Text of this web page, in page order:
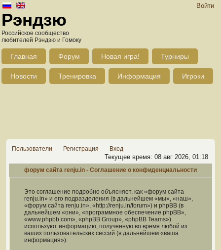
Войти
Рэндзю
Российское сообщество
любителей Рэндзю и Гомоку
Главная Форум Новая игра! Турниры
Новости Тренировка Информация Игроки
Пользователи Регистрация Вход
Текущее время: 08 авг 2026, 01:18
форум сайта renju.in - Соглашение о конфиденциальности
Это соглашение подробно объясняет, как «форум сайта
renju.in» и его подразделения (в дальнейшем «мы», «наш»,
«форум сайта renju.in», «http://renju.in/forum») и phpBB (в
дальнейшем «они», «программное обеспечение phpBB»,
«www.phpbb.com», «phpBB Group», «phpBB Teams»)
используют информацию, полученную во время любой из
ваших пользовательских сессий (в дальнейшем «ваша
информация»).